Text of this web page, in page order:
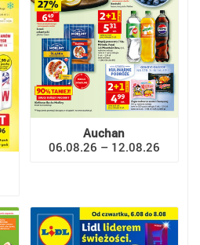
Auchan
06.08.26 – 12.08.26